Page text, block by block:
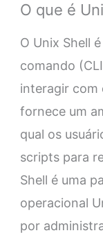
O que é
O Unix Shell
comando
interagir com
fornece um
qual os
scripts para
Shell é uma
operacional
por